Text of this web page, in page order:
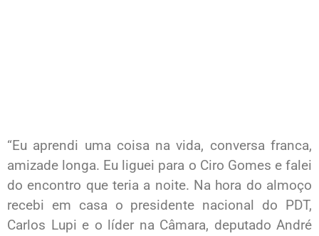
“Eu aprendi uma coisa na vida, conversa franca,
amizade longa. Eu liguei para o Ciro Gomes e falei
do encontro que teria a noite. Na hora do almoço
recebi em casa o presidente nacional do PDT,
Carlos Lupi e o líder na Câmara, deputado André